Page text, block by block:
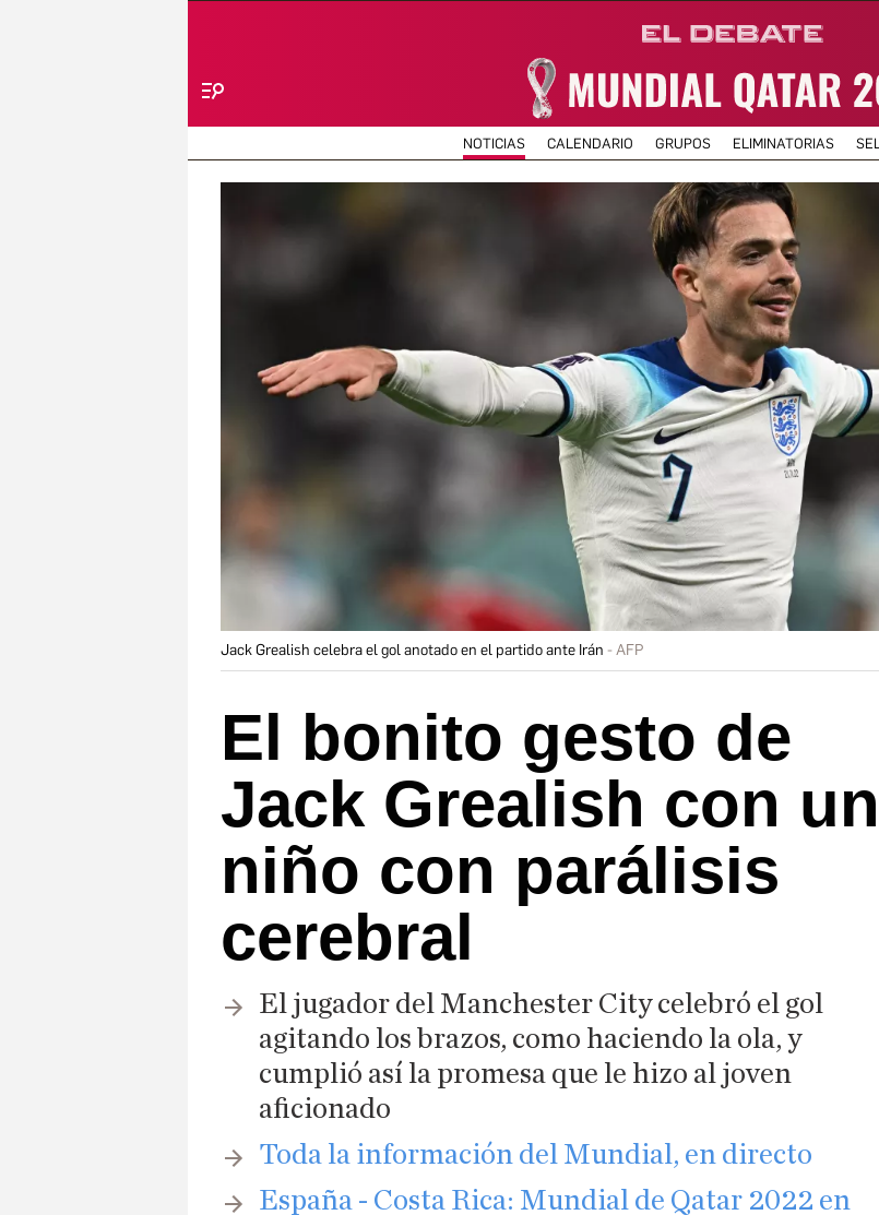
NOTICIAS CALENDARIO GRUPOS ELIMINATORIAS
Jack Grealish celebra el gol anotado en el partido ante Irán AFP
El bonito gesto de
Jack Grealish con un
niño con parálisis
cerebral
El jugador del Manchester City celebró el gol
agitando los brazos, como haciendo la ola, y
cumplió así la promesa que le hizo al joven
aficionado
Toda la información del Mundial, en directo
España - Costa Rica: Mundial de Qatar 2022 en